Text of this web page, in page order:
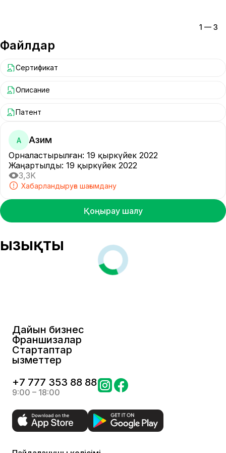
1 — 3
Файлдар
Сертификат
Описание
Патент
А Азим
Орналастырылған: 19 қыркүйек 2022
Жаңартылды: 19 қыркүйек 2022
3,3K
Хабарландыруға шағымдану
Қоңырау шалу
Қызықты
Дайын бизнес
Франшизалар
Стартаптар
Қызметтер
+7 777 353 88 88
9:00 – 18:00